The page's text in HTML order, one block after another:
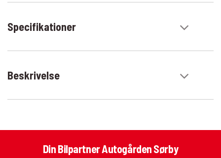
Specifikationer
Beskrivelse
Din Bilpartner Autogården Sørby